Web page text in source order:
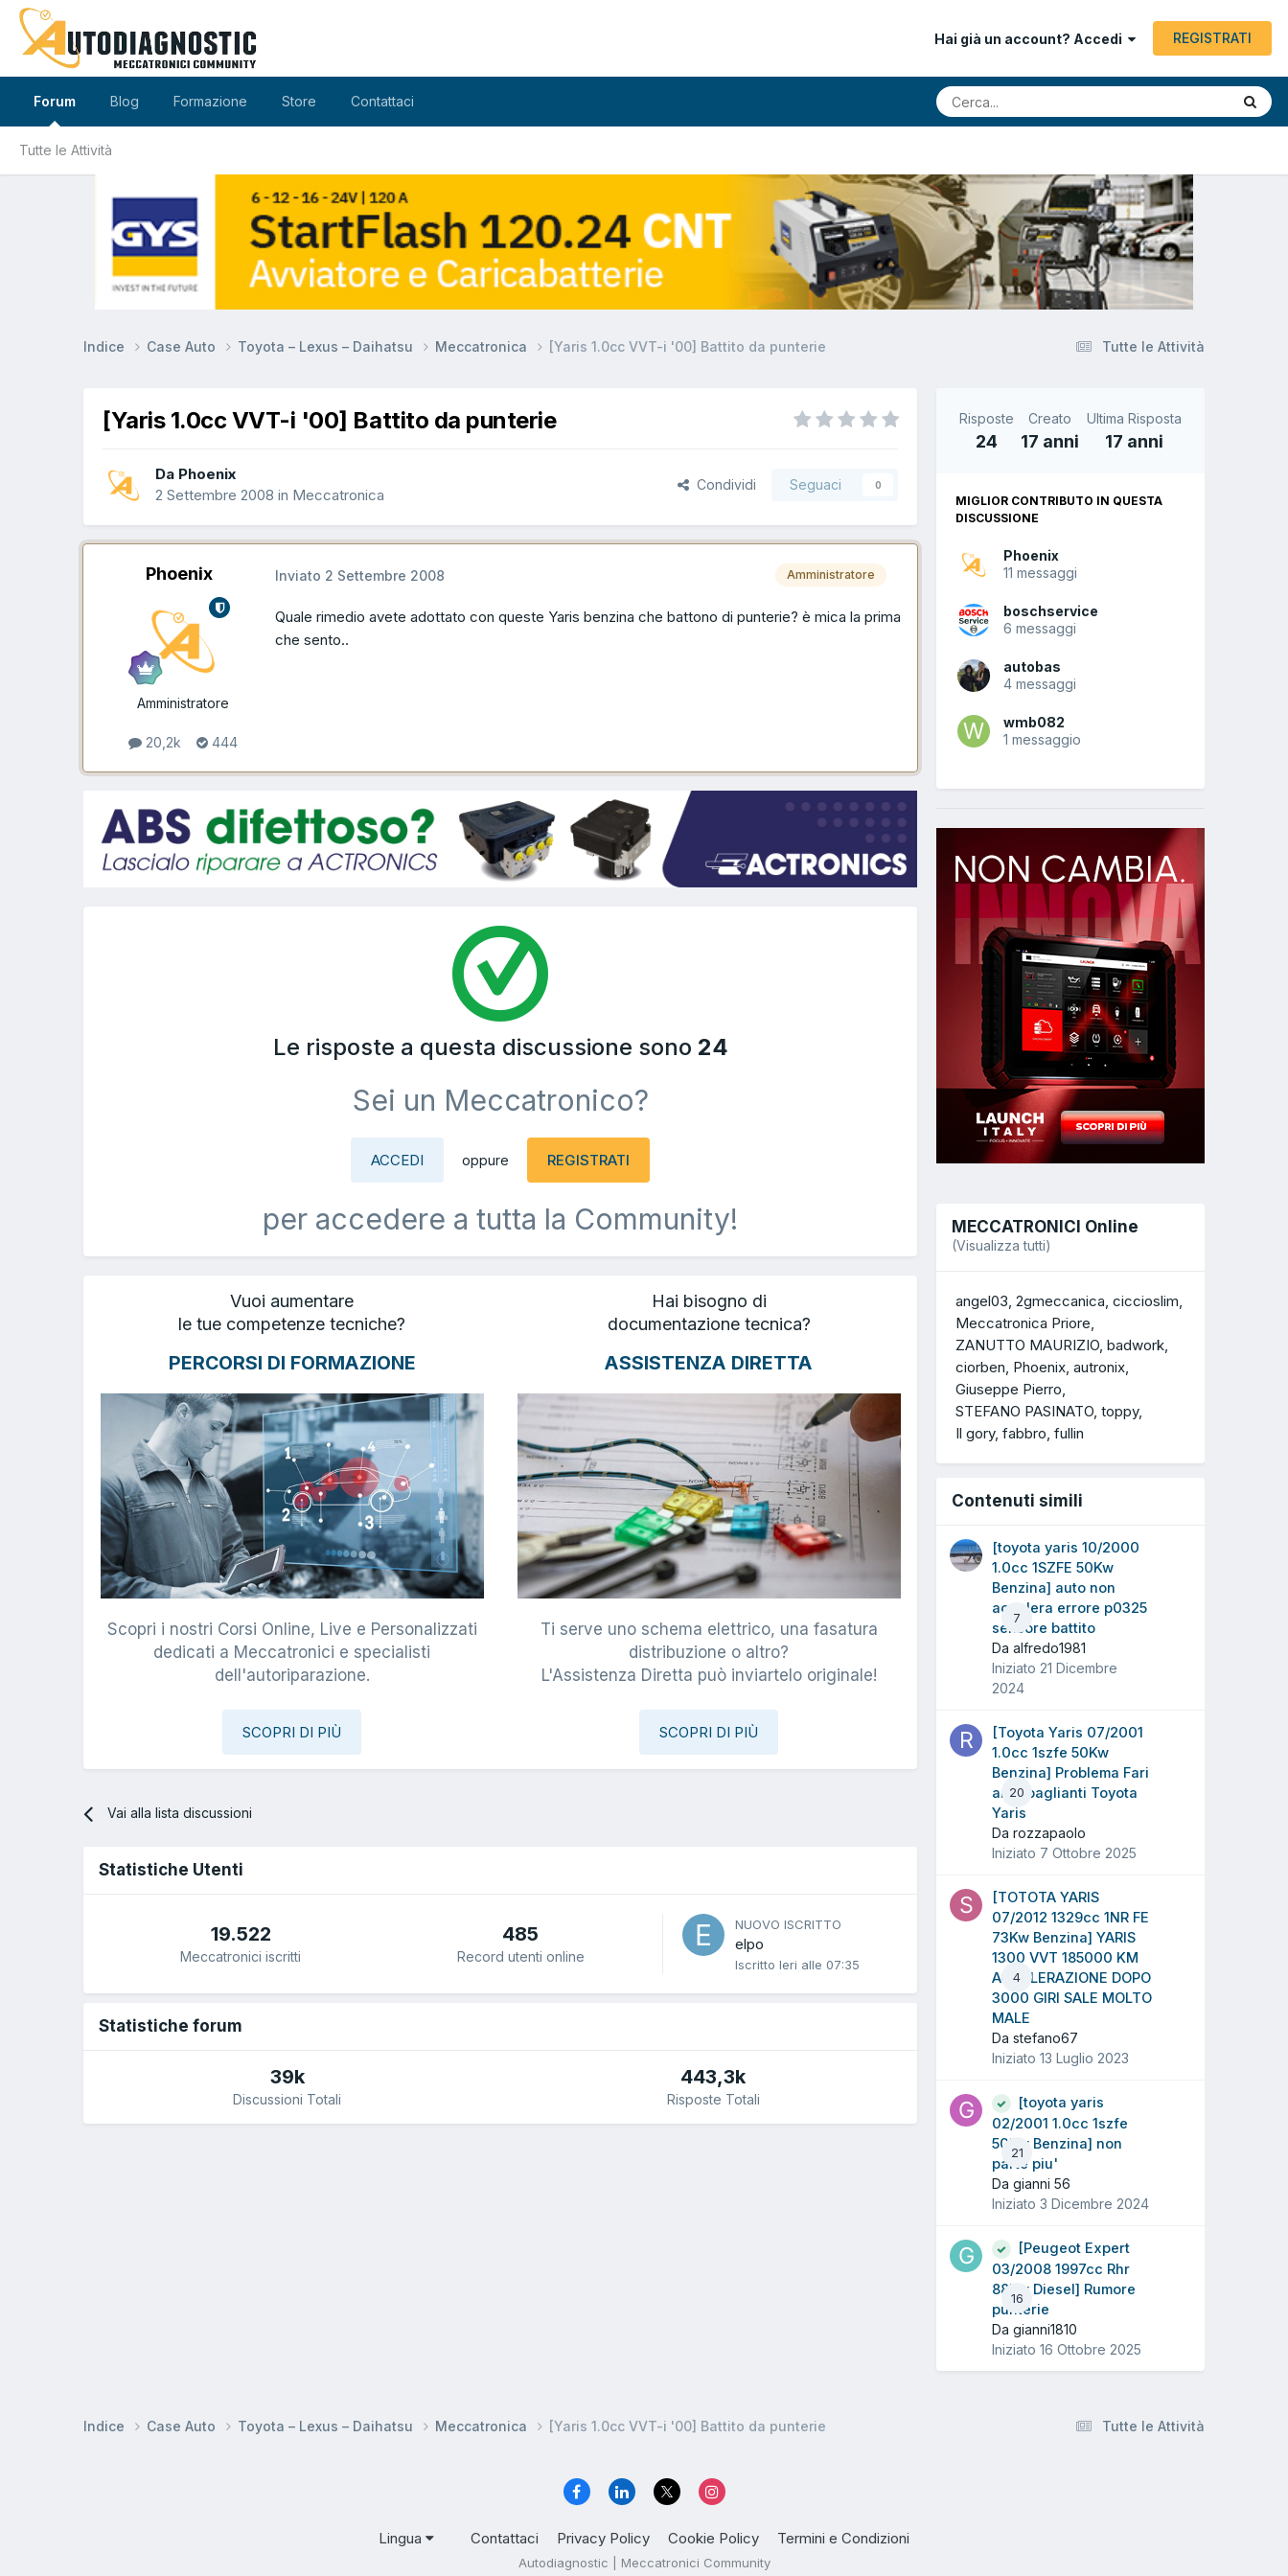
Hai già un account? Accedi REGISTRATI
Forum
Tutte le Attività
Blog Formazione Store Contattaci
Tutte le Attività
Indice Case Auto Toyota – Lexus – Daihatsu Meccatronica [Yaris 1.0cc VVT-i '00] Battito da punterie
[Yaris 1.0cc VVT-i '00] Battito da punterie
Da Phoenix
2 Settembre 2008 in Meccatronica
Condividi Seguaci 0
Phoenix
Amministratore
20,2k 444
Amministratore
Inviato 2 Settembre 2008
Quale rimedio avete adottato con queste Yaris benzina che battono di punterie? è mica la prima
che sento..
Le risposte a questa discussione sono 24
Sei un Meccatronico?
ACCEDI oppure REGISTRATI
per accedere a tutta la Community!
Vuoi aumentare
le tue competenze tecniche?
PERCORSI DI FORMAZIONE
Scopri i nostri Corsi Online, Live e Personalizzati
dedicati a Meccatronici e specialisti
dell'autoriparazione.
SCOPRI DI PIÙ
Hai bisogno di
documentazione tecnica?
ASSISTENZA DIRETTA
Ti serve uno schema elettrico, una fasatura
distribuzione o altro?
L'Assistenza Diretta può inviartelo originale!
SCOPRI DI PIÙ
Vai alla lista discussioni
Statistiche Utenti
19.522
Meccatronici iscritti
485
Record utenti online
NUOVO ISCRITTO
elpo
Iscritto Ieri alle 07:35
Statistiche forum
39k
Discussioni Totali
443,3k
Risposte Totali
Risposte
24
Creato
17 anni
Ultima Risposta
17 anni
MIGLIOR CONTRIBUTO IN QUESTA
DISCUSSIONE
Phoenix
11 messaggi
boschservice
6 messaggi
autobas
4 messaggi
wmb082
1 messaggio
MECCATRONICI Online
(Visualizza tutti)
angel03 2gmeccanica ciccioslim
Meccatronica Priore
ZANUTTO MAURIZIO badwork
ciorben Phoenix autronix
Giuseppe Pierro
STEFANO PASINATO toppy
Il gory fabbro fullin
Contenuti simili
7
[toyota yaris 10/2000
1.0cc 1SZFE 50Kw
Benzina] auto non
accelera errore p0325
sensore battito
Da alfredo1981
Iniziato 21 Dicembre
2024
20
[Toyota Yaris 07/2001
1.0cc 1szfe 50Kw
Benzina] Problema Fari
anabbaglianti Toyota
Yaris
Da rozzapaolo
Iniziato 7 Ottobre 2025
4
[TOTOTA YARIS
07/2012 1329cc 1NR FE
73Kw Benzina] YARIS
1300 VVT 185000 KM
ACCELERAZIONE DOPO
3000 GIRI SALE MOLTO
MALE
Da stefano67
Iniziato 13 Luglio 2023
21
[toyota yaris
02/2001 1.0cc 1szfe
50Kw Benzina] non
parte piu'
Da gianni 56
Iniziato 3 Dicembre 2024
16
[Peugeot Expert
03/2008 1997cc Rhr
88Kw Diesel] Rumore
punterie
Da gianni1810
Iniziato 16 Ottobre 2025
Tutte le Attività
Indice Case Auto Toyota – Lexus – Daihatsu Meccatronica [Yaris 1.0cc VVT-i '00] Battito da punterie
Lingua Contattaci Privacy Policy Cookie Policy Termini e Condizioni
Autodiagnostic | Meccatronici Community